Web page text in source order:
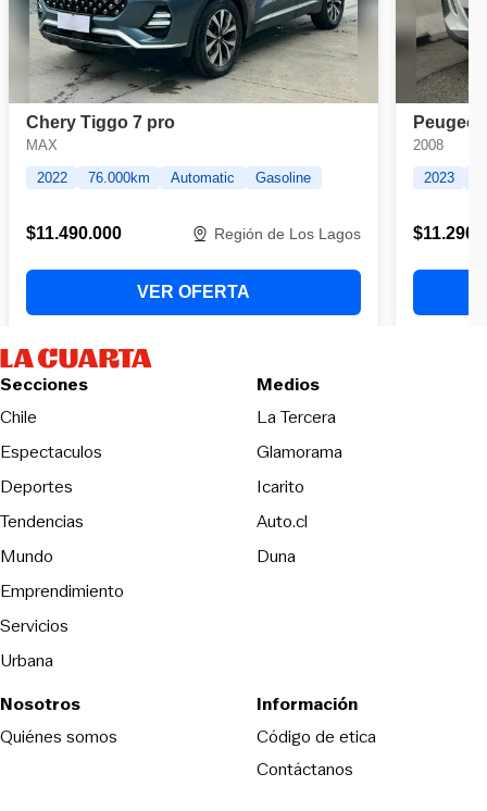
Secciones
Chile
Espectaculos
Deportes
Tendencias
Mundo
Emprendimiento
Servicios
Urbana
Medios
La Tercera
Glamorama
Icarito
Auto.cl
Duna
Nosotros
Quiénes somos
Información
Código de etica
Contáctanos